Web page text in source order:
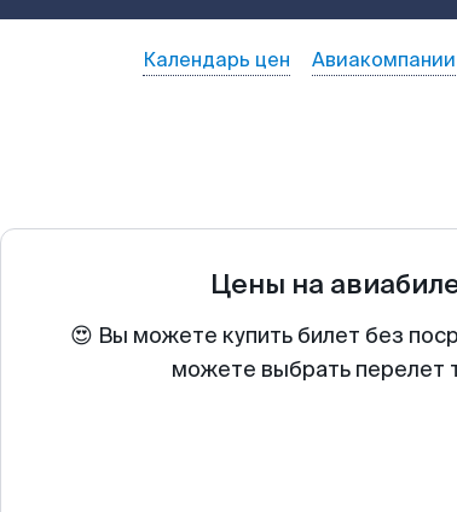
Календарь цен Авиакомпании
Цены на
😍 Вы можете купить билет без
можете выбрать перелет